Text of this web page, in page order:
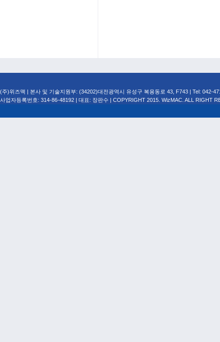
(주)위즈맥 | 본사 및 기술지원부: (34202)대전광역시 유성구 복용동로 43, F743 | Tel: 042-
사업자등록번호: 314-86-48192 | 대표: 장판수 | COPYRIGHT 2015. WizMAC. ALL RIGHT